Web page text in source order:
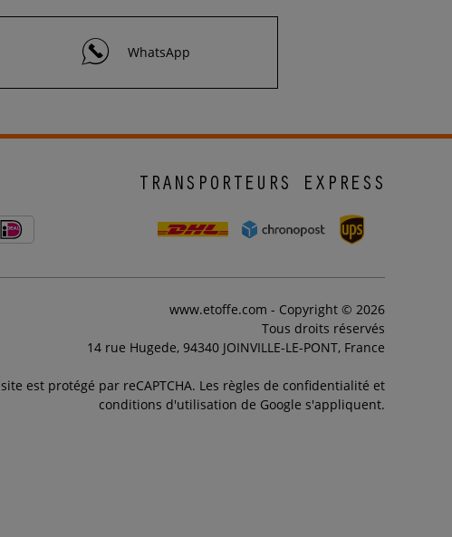
WhatsApp
TRANSPORTEURS EXPRESS
www.etoffe.com - Copyright © 2026
Tous droits réservés
14 rue Hugede, 94340 JOINVILLE-LE-PONT, France
site est protégé par reCAPTCHA. Les règles de confidentialité et
conditions d'utilisation de Google s'appliquent.